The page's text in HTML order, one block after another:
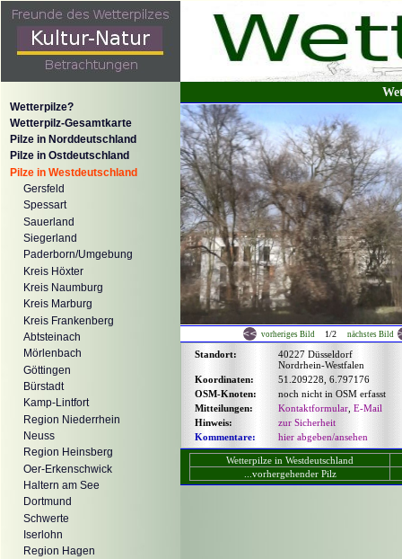
Wetterpilze?
Wetterpilz-Gesamtkarte
Pilze in Norddeutschland
Pilze in Ostdeutschland
Pilze in Westdeutschland
Gersfeld
Spessart
Sauerland
Siegerland
Paderborn/Umgebung
Kreis Höxter
Kreis Naumburg
Kreis Marburg
Kreis Frankenberg
Abtsteinach
Mörlenbach
Göttingen
Bürstadt
Kamp-Lintfort
Region Niederrhein
Neuss
Region Heinsberg
Oer-Erkenschwick
Haltern am See
Dortmund
Schwerte
Iserlohn
Region Hagen
vorheriges Bild 1/2 nächstes Bild
Standort:
40227 Düsseldorf
Nordrhein-Westfalen
Koordinaten:
51.209228, 6.797176
OSM-Knoten:
noch nicht in OSM erfasst
Mitteilungen:
Kontaktformular E-Mail
Hinweis:
zur Sicherheit
Kommentare:
hier abgeben/ansehen
Wetterpilze in Westdeutschland
...vorhergehender Pilz